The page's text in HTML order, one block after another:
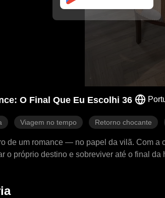
O Final Que Eu Escolhi 36
Viagem no tempo Retorno chocante
de um romance — no papel da vilã. Com a
o próprio destino e sobreviver até o final da